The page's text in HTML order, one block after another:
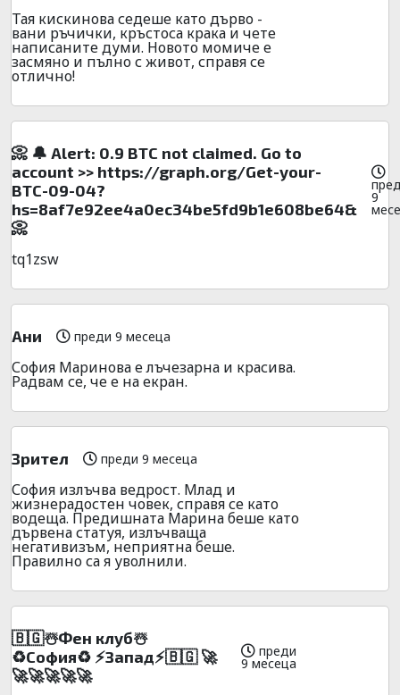
Тая кискинова седеше като дърво -
вани ръчички, кръстоса крака и чете
написаните думи. Новото момиче е
засмяно и пълно с живот, справя се
отлично!
📀 🔔 Alert: 0.9 BTC not claimed. Go to
account >> https://graph.org/Get-your-
BTC-09-04?
hs=8af7e92ee4a0ec34be5fd9b1e608be64&
📀
9
tq1zsw
Aни преди 9 месеца
София Маринова е лъчезарна и красива.
Радвам се, че е на екран.
Зрител преди 9 месеца
София излъчва ведрост. Млад и
жизнерадостен човек, справя се като
водеща. Предишната Марина беше като
дървена статуя, излъчваща
негативизъм, неприятна беше.
Правилно са я уволнили.
🇧🇬☃️Фeн клyб☃️
♻️Сoфия♻️ ⚡Зaпaд⚡🇧🇬 🚀
🚀🚀🚀🚀🚀
преди
9 месеца